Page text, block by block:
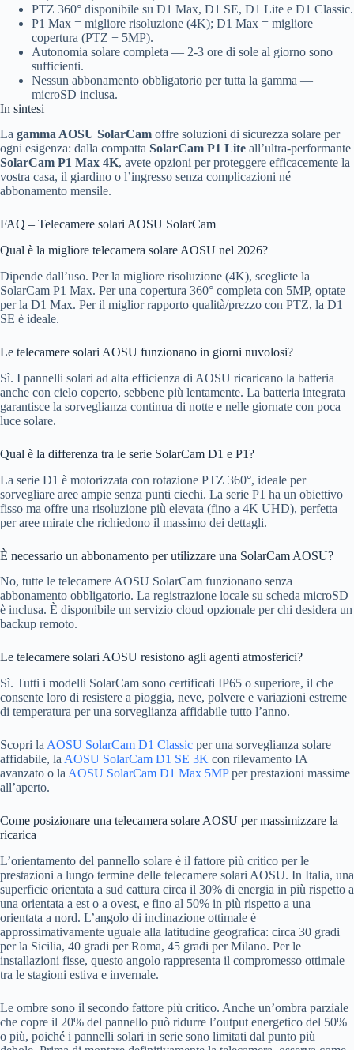
PTZ 360° disponibile su D1 Max, D1 SE, D1 Lite e D1 Classic.
P1 Max = migliore risoluzione (4K); D1 Max = migliore
copertura (PTZ + 5MP).
Autonomia solare completa — 2-3 ore di sole al giorno sono
sufficienti.
Nessun abbonamento obbligatorio per tutta la gamma —
microSD inclusa.
In sintesi
La gamma AOSU SolarCam offre soluzioni di sicurezza solare per
ogni esigenza: dalla compatta SolarCam P1 Lite all’ultra-performante
SolarCam P1 Max 4K, avete opzioni per proteggere efficacemente la
vostra casa, il giardino o l’ingresso senza complicazioni né
abbonamento mensile.
FAQ – Telecamere solari AOSU SolarCam
Qual è la migliore telecamera solare AOSU nel 2026?
Dipende dall’uso. Per la migliore risoluzione (4K), scegliete la
SolarCam P1 Max. Per una copertura 360° completa con 5MP, optate
per la D1 Max. Per il miglior rapporto qualità/prezzo con PTZ, la D1
SE è ideale.
Le telecamere solari AOSU funzionano in giorni nuvolosi?
Sì. I pannelli solari ad alta efficienza di AOSU ricaricano la batteria
anche con cielo coperto, sebbene più lentamente. La batteria integrata
garantisce la sorveglianza continua di notte e nelle giornate con poca
luce solare.
Qual è la differenza tra le serie SolarCam D1 e P1?
La serie D1 è motorizzata con rotazione PTZ 360°, ideale per
sorvegliare aree ampie senza punti ciechi. La serie P1 ha un obiettivo
fisso ma offre una risoluzione più elevata (fino a 4K UHD), perfetta
per aree mirate che richiedono il massimo dei dettagli.
È necessario un abbonamento per utilizzare una SolarCam AOSU?
No, tutte le telecamere AOSU SolarCam funzionano senza
abbonamento obbligatorio. La registrazione locale su scheda microSD
è inclusa. È disponibile un servizio cloud opzionale per chi desidera un
backup remoto.
Le telecamere solari AOSU resistono agli agenti atmosferici?
Sì. Tutti i modelli SolarCam sono certificati IP65 o superiore, il che
consente loro di resistere a pioggia, neve, polvere e variazioni estreme
di temperatura per una sorveglianza affidabile tutto l’anno.
Scopri la AOSU SolarCam D1 Classic per una sorveglianza solare
affidabile, la AOSU SolarCam D1 SE 3K con rilevamento IA
avanzato o la AOSU SolarCam D1 Max 5MPper prestazioni massime
all’aperto.
Come posizionare una telecamera solare AOSU per massimizzare la
ricarica
L’orientamento del pannello solare è il fattore più critico per le
prestazioni a lungo termine delle telecamere solari AOSU. In Italia, una
superficie orientata a sud cattura circa il 30% di energia in più rispetto a
una orientata a est o a ovest, e fino al 50% in più rispetto a una
orientata a nord. L’angolo di inclinazione ottimale è
approssimativamente uguale alla latitudine geografica: circa 30 gradi
per la Sicilia, 40 gradi per Roma, 45 gradi per Milano. Per le
installazioni fisse, questo angolo rappresenta il compromesso ottimale
tra le stagioni estiva e invernale.
Le ombre sono il secondo fattore più critico. Anche un’ombra parziale
che copre il 20% del pannello può ridurre l’output energetico del 50%
o più, poiché i pannelli solari in serie sono limitati dal punto più